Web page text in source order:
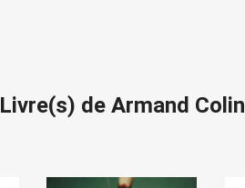
Livre(s) de Armand Colin